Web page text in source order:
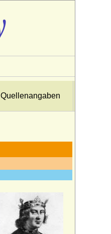
Quellenangaben